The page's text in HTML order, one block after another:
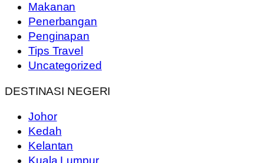
Makanan
Penerbangan
Penginapan
Tips Travel
Uncategorized
DESTINASI NEGERI
Johor
Kedah
Kelantan
Kuala Lumpur